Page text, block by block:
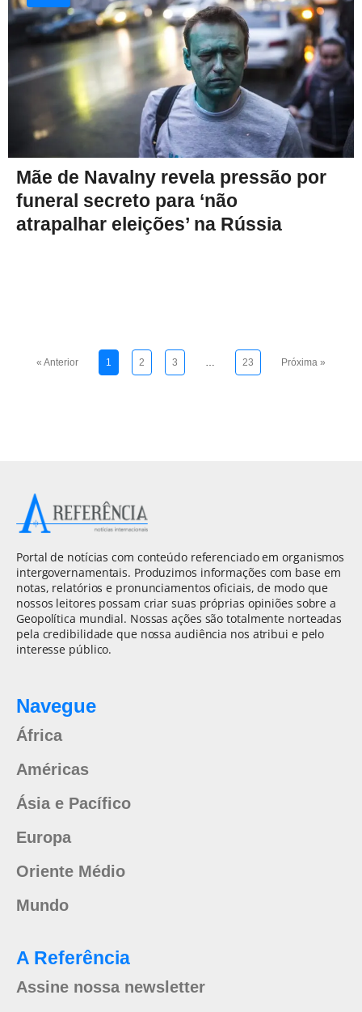
Mãe de Navalny revela pressão por
funeral secreto para ‘não
atrapalhar eleições’ na Rússia
« Anterior 1 2 3 … 23 Próxima »
Portal de notícias com conteúdo referenciado em organismos
intergovernamentais. Produzimos informações com base em
notas, relatórios e pronunciamentos oficiais, de modo que
nossos leitores possam criar suas próprias opiniões sobre a
Geopolítica mundial. Nossas ações são totalmente norteadas
pela credibilidade que nossa audiência nos atribui e pelo
interesse público.
Navegue
África
Américas
Ásia e Pacífico
Europa
Oriente Médio
Mundo
A Referência
Assine nossa newsletter